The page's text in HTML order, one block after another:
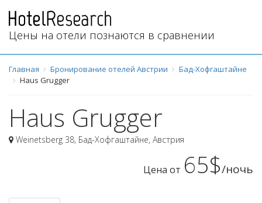
Цены на отели познаются в сравнении
Главная Бронирование отелей Австрии
Бад-Хофгаштайне
Haus Grugger
Haus Grugger
Weinetsberg 38, Бад-Хофгаштайне, Австрия
Цена от 65$/ночь